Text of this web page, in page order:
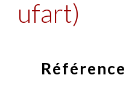
ufart)